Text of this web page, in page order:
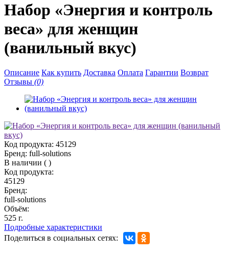
Набор «Энергия и контроль
веса» для женщин
(ванильный вкус)
Описание Как купить Доставка Оплата Гарантии Возврат
Отзывы (0)
Код продукта: 45129
Бренд: full-solutions
В наличии ( )
Код продукта:
45129
Бренд:
full-solutions
Объём:
525 г.
Подробные характеристики
Поделиться в социальных сетях: